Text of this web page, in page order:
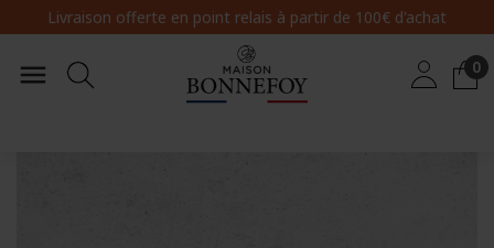
Livraison offerte en point relais à partir de 100€ d'achat
 0